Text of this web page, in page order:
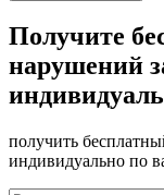
Получите
нарушений
получить
индивидуально по